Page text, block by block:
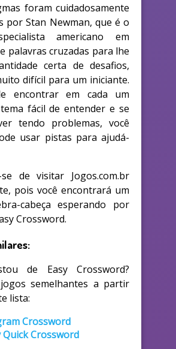
foram cuidadosamente
por Stan Newman, que é o
americano em
palavras cruzadas para lhe
certa de desafios,
difícil para um iniciante.
encontrar em cada um
fácil de entender e se
tendo problemas, você
usar pistas para ajudá-
se de visitar Jogos.com.br
pois você encontrará um
cabeça esperando por
Crossword.
de Easy Crossword?
semelhantes a partir
lista:
Crossword
Quick Crossword